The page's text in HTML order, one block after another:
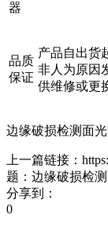
器
品质
保证
产品自出货
非人为原因
供维修或更
边缘破损检测面
上一篇链接：
题：边缘破损检
分享到：
0